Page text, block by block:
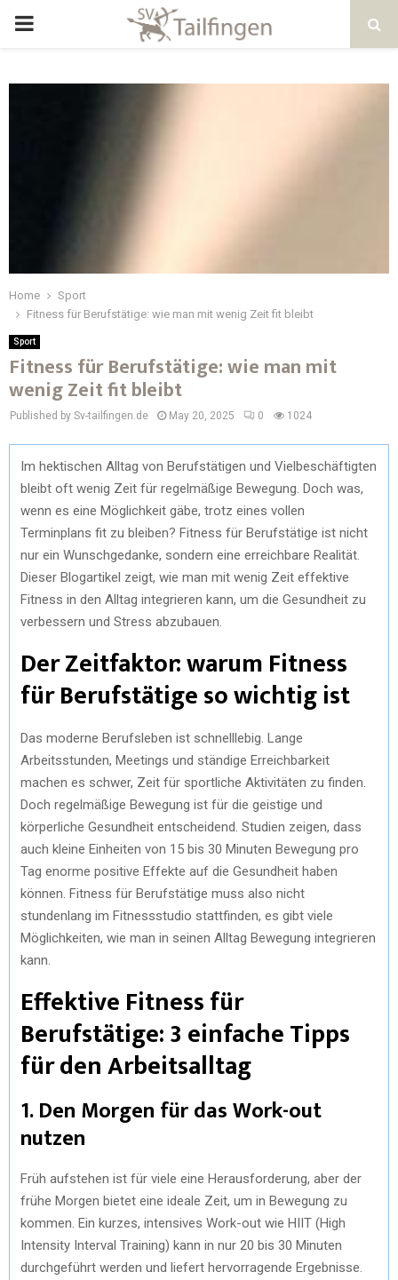
Home
Sport
Fitness für Berufstätige: wie man mit wenig Zeit fit bleibt
Sport
Fitness für Berufstätige: wie man mit
wenig Zeit fit bleibt
Published by Sv-tailfingen.de May 20, 2025 0 1024
Im hektischen Alltag von Berufstätigen und Vielbeschäftigten
bleibt oft wenig Zeit für regelmäßige Bewegung. Doch was,
wenn es eine Möglichkeit gäbe, trotz eines vollen
Terminplans fit zu bleiben? Fitness für Berufstätige ist nicht
nur ein Wunschgedanke, sondern eine erreichbare Realität.
Dieser Blogartikel zeigt, wie man mit wenig Zeit effektive
Fitness in den Alltag integrieren kann, um die Gesundheit zu
verbessern und Stress abzubauen.
Der Zeitfaktor: warum Fitness
für Berufstätige so wichtig ist
Das moderne Berufsleben ist schnelllebig. Lange
Arbeitsstunden, Meetings und ständige Erreichbarkeit
machen es schwer, Zeit für sportliche Aktivitäten zu finden.
Doch regelmäßige Bewegung ist für die geistige und
körperliche Gesundheit entscheidend. Studien zeigen, dass
auch kleine Einheiten von 15 bis 30 Minuten Bewegung pro
Tag enorme positive Effekte auf die Gesundheit haben
können. Fitness für Berufstätige muss also nicht
stundenlang im Fitnessstudio stattfinden, es gibt viele
Möglichkeiten, wie man in seinen Alltag Bewegung integrieren
kann.
Effektive Fitness für
Berufstätige: 3 einfache Tipps
für den Arbeitsalltag
1. Den Morgen für das Work-out
nutzen
Früh aufstehen ist für viele eine Herausforderung, aber der
frühe Morgen bietet eine ideale Zeit, um in Bewegung zu
kommen. Ein kurzes, intensives Work-out wie HIIT (High
Intensity Interval Training) kann in nur 20 bis 30 Minuten
durchgeführt werden und liefert hervorragende Ergebnisse.